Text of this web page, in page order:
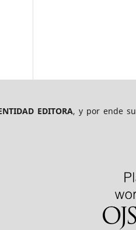
EDITORA, y por ende su